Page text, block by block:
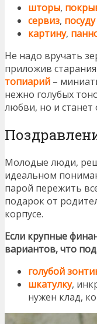
шторы,
сервиз,
картину,
Не надо вручать
приложив
топиарий –
нежно голубых
любви, но и станет
Молодые люди,
идеальном
парой пережить
подарок от
корпусе.
Если крупные
вариантов, что
голубой
шкатулку,
нужен клад,